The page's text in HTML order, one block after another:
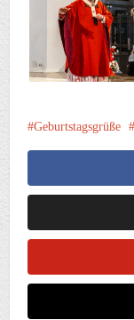
Geburtstagsgrüße